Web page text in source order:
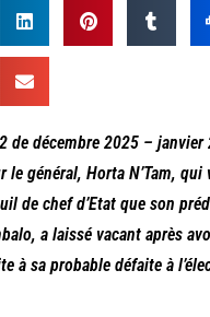
de décembre 2025 –
le général, Horta N’Tam, qui
de chef d’Etat que son
a laissé vacant après
à sa probable défaite à